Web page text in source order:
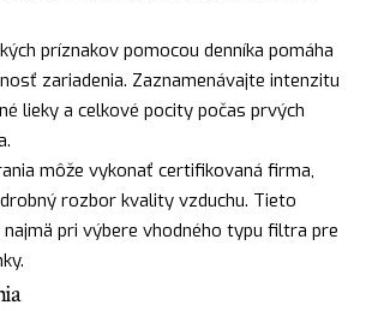
príznakov pomocou denníka pomáha
zariadenia. Zaznamenávajte intenzitu
lieky a celkové pocity počas prvých
môže vykonať certifikovaná firma,
rozbor kvality vzduchu. Tieto
pri výbere vhodného typu filtra pre